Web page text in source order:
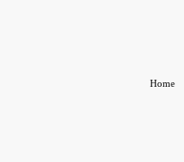
Home